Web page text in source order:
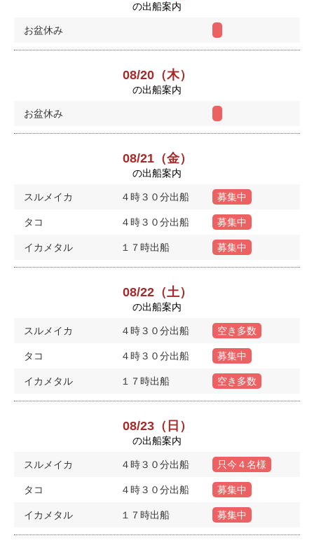
の出船案内
お盆休み
08/20（木）
の出船案内
お盆休み
08/21（金）
の出船案内
スルメイカ ４時３０分出船 募集中
タコ ４時３０分出船 募集中
イカメタル １７時出船 募集中
08/22（土）
の出船案内
スルメイカ ４時３０分出船 空き多数
タコ ４時３０分出船 募集中
イカメタル １７時出船 空き多数
08/23（日）
の出船案内
スルメイカ ４時３０分出船 只今４名様
タコ ４時３０分出船 募集中
イカメタル １７時出船 募集中